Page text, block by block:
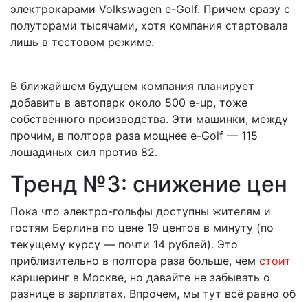
электрокарами Volkswagen e-Golf. Причем сразу с
полуторами тысячами, хотя компания стартовала
лишь в тестовом режиме.
В ближайшем будущем компания планирует
добавить в автопарк около 500 e-up, тоже
собственного производства. Эти машинки, между
прочим, в полтора раза мощнее e-Golf — 115
лошадиных сил против 82.
Тренд №3: снижение цен
Пока что электро-гольфы доступны жителям и
гостям Берлина по цене 19 центов в минуту (по
текущему курсу — почти 14 рублей). Это
приблизительно в полтора раза больше, чем стоит
каршеринг в Москве, но давайте не забывать о
разнице в зарплатах. Впрочем, мы тут всё равно об